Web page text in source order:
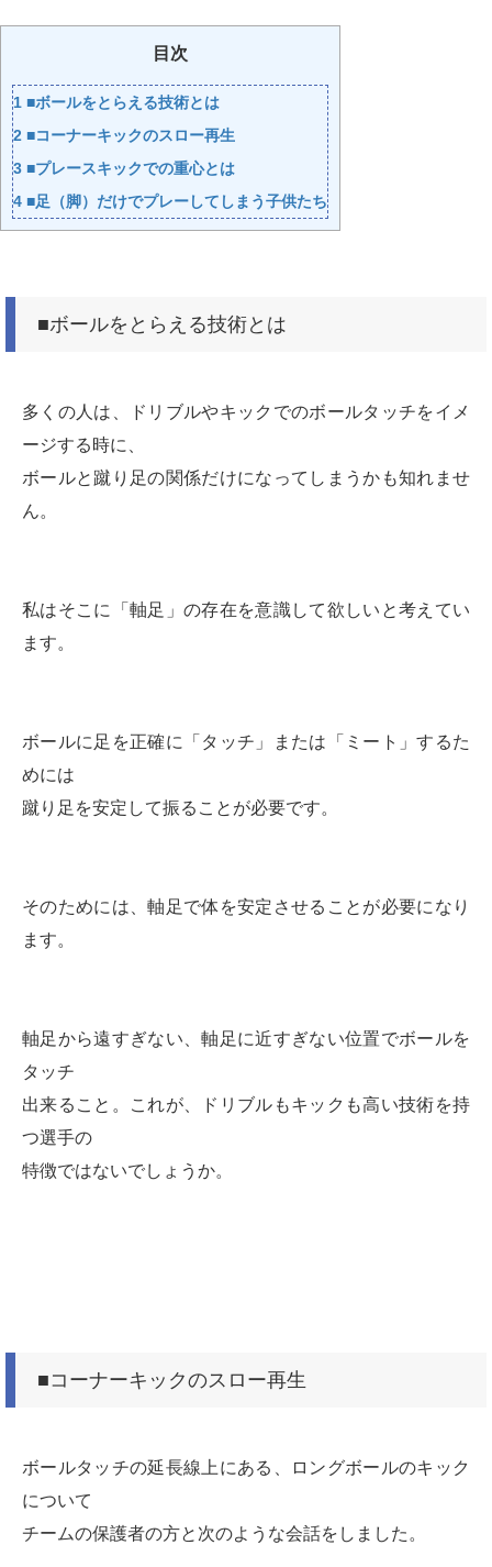
目次
1 ■ボールをとらえる技術とは
2 ■コーナーキックのスロー再生
3 ■プレースキックでの重心とは
4 ■足（脚）だけでプレーしてしまう子供たち
■ボールをとらえる技術とは
多くの人は、ドリブルやキックでのボールタッチをイメ
ージする時に、
ボールと蹴り足の関係だけになってしまうかも知れませ
ん。
私はそこに「軸足」の存在を意識して欲しいと考えてい
ます。
ボールに足を正確に「タッチ」または「ミート」するた
めには
蹴り足を安定して振ることが必要です。
そのためには、軸足で体を安定させることが必要になり
ます。
軸足から遠すぎない、軸足に近すぎない位置でボールを
タッチ
出来ること。これが、ドリブルもキックも高い技術を持
つ選手の
特徴ではないでしょうか。
■コーナーキックのスロー再生
ボールタッチの延長線上にある、ロングボールのキック
について
チームの保護者の方と次のような会話をしました。